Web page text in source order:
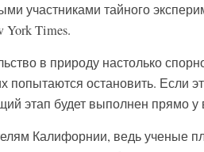
участниками тайного
York Times.
в природу настолько
попытаются остановить. Если
этап будет выполнен прямо у
Калифорнии, ведь ученые